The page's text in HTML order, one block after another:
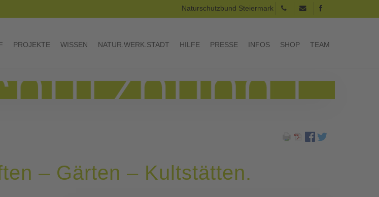
Naturschutzbund Steiermark
PROJEKTE WISSEN NATUR.WERK.STADT HILFE PRESSE INFOS SHOP TEAM
– Gärten – Kultstätten.